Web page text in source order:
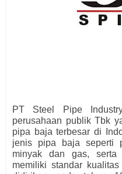
PT Steel Pipe
perusahaan publik Tbk
pipa baja terbesar di
jenis pipa baja seperti
minyak dan gas, serta
memiliki standar